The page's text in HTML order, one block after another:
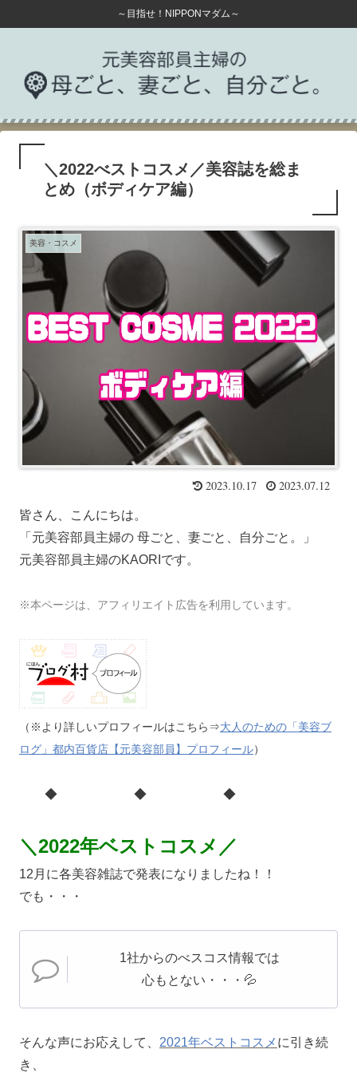
～目指せ！NIPPONマダム～
＼2022べストコスメ／美容誌を総ま
とめ（ボディケア編）
美容・コスメ
2023.10.17 2023.07.12
皆さん、こんにちは。
「元美容部員主婦の 母ごと、妻ごと、自分ごと。」
元美容部員主婦のKAORIです。
※本ページは、アフィリエイト広告を利用しています。
（※より詳しいプロフィールはこちら⇒大人のための「美容ブ
ログ」都内百貨店【元美容部員】プロフィール）
◆ ◆ ◆
＼2022年ベストコスメ／
12月に各美容雑誌で発表になりましたね！！
でも・・・
1社からのべスコス情報では
心もとない・・・💦
そんな声にお応えして、 2021年ベストコスメ に引き続
き、